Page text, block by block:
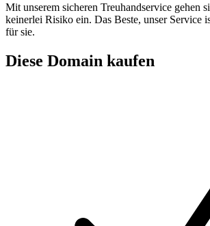
Mit unserem sicheren Treuhandservice gehen
keinerlei Risiko ein. Das Beste, unser Service
für sie.
Diese Domain kaufen